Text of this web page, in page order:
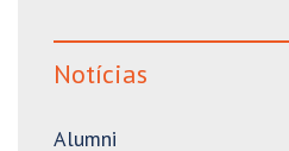
Notícias
Alumni